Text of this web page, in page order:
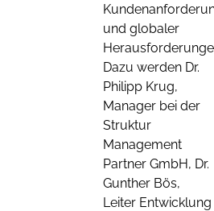
und globaler
Dazu werden Dr.
Philipp Krug,
Manager bei der
Struktur
Management
Partner GmbH, Dr.
Gunther Bös,
Leiter Entwicklung